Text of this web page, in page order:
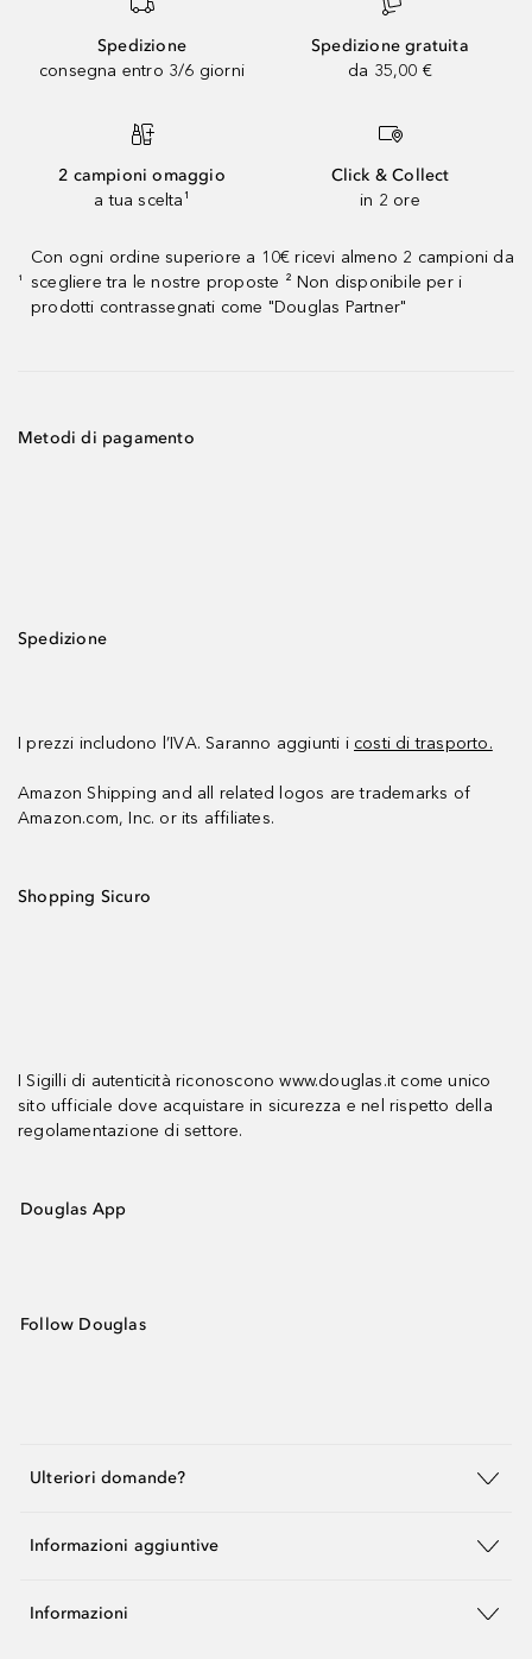
Spedizione
consegna entro 3/6 giorni
Spedizione gratuita
da 35,00 €
2 campioni omaggio
a tua scelta¹
Click & Collect
in 2 ore
¹
Con ogni ordine superiore a 10€ ricevi almeno 2 campioni da
scegliere tra le nostre proposte ² Non disponibile per i
prodotti contrassegnati come "Douglas Partner"
Metodi di pagamento
Spedizione
I prezzi includono l’IVA. Saranno aggiunti i costi di trasporto.
Amazon Shipping and all related logos are trademarks of
Amazon.com, Inc. or its affiliates.
Shopping Sicuro
I Sigilli di autenticità riconoscono www.douglas.it come unico
sito ufficiale dove acquistare in sicurezza e nel rispetto della
regolamentazione di settore.
Douglas App
Follow Douglas
Ulteriori domande?
Informazioni aggiuntive
Informazioni